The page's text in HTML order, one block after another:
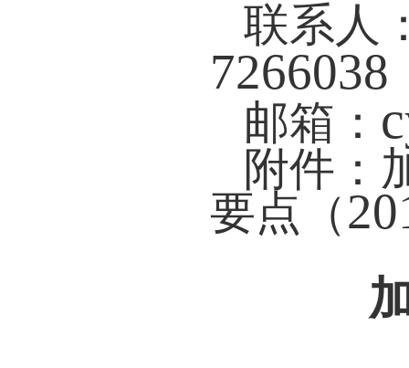
联系人
7266038
邮箱：
附件：
要点（